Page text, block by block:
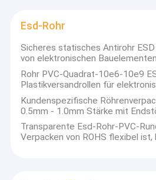
Esd-Rohr
Sicheres statisches Antirohr
von elektronischen Bauelementen
Rohr PVC-Quadrat-10e6-10e9
Plastikversandrollen für
Kundenspezifische
0.5mm - 1.0mm Stärke mit
Transparente Esd-Rohr-PVC-
Verpacken von ROHS flexibel